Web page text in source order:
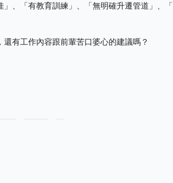
、「有教育訓練」、「無明確升遷管道」、
有工作內容跟前輩苦口婆心的建議嗎？